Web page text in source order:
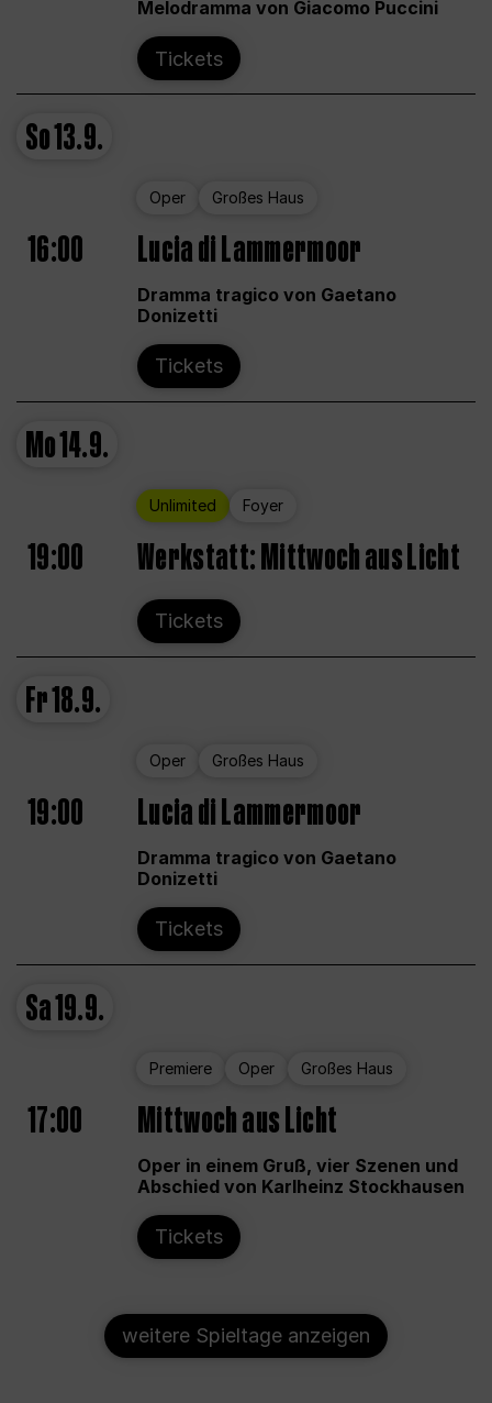
Melodramma von Giacomo Puccini
Tickets
So13.9.
Oper Großes Haus
16:00 Lucia di Lammermoor
Dramma tragico von Gaetano
Donizetti
Tickets
Mo14.9.
Unlimited Foyer
19:00 Werkstatt: Mittwoch aus Licht
Tickets
Fr18.9.
Oper Großes Haus
19:00 Lucia di Lammermoor
Dramma tragico von Gaetano
Donizetti
Tickets
Sa19.9.
Premiere Oper Großes Haus
17:00 Mittwoch aus Licht
Oper in einem Gruß, vier Szenen und
Abschied von Karlheinz Stockhausen
Tickets
weitere Spieltage anzeigen